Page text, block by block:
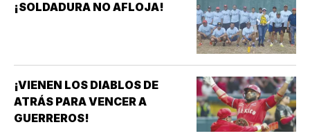
¡SOLDADURA NO AFLOJA!
¡VIENEN LOS DIABLOS DE
ATRÁS PARA VENCER A
GUERREROS!